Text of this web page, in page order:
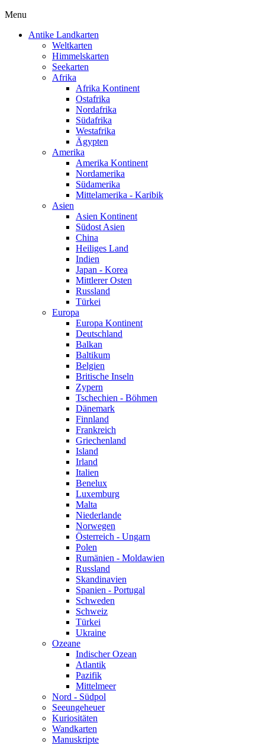
Menu
Antike Landkarten
Weltkarten
Himmelskarten
Seekarten
Afrika
Afrika Kontinent
Ostafrika
Nordafrika
Südafrika
Westafrika
Ägypten
Amerika
Amerika Kontinent
Nordamerika
Südamerika
Mittelamerika - Karibik
Asien
Asien Kontinent
Südost Asien
China
Heiliges Land
Indien
Japan - Korea
Mittlerer Osten
Russland
Türkei
Europa
Europa Kontinent
Deutschland
Balkan
Baltikum
Belgien
Britische Inseln
Zypern
Tschechien - Böhmen
Dänemark
Finnland
Frankreich
Griechenland
Island
Irland
Italien
Benelux
Luxemburg
Malta
Niederlande
Norwegen
Österreich - Ungarn
Polen
Rumänien - Moldawien
Russland
Skandinavien
Spanien - Portugal
Schweden
Schweiz
Türkei
Ukraine
Ozeane
Indischer Ozean
Atlantik
Pazifik
Mittelmeer
Nord - Südpol
Seeungeheuer
Kuriositäten
Wandkarten
Manuskripte